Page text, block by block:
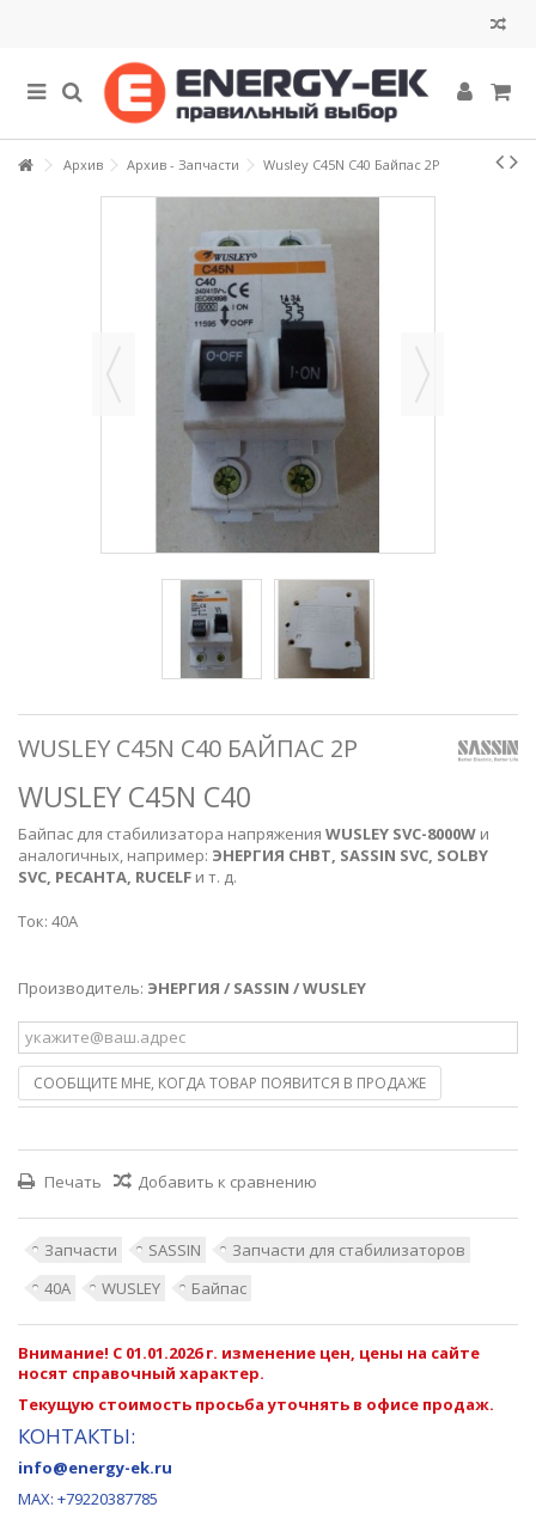
Архив Архив - Запчасти Wusley C45N C40 Байпас 2P
WUSLEY C45N C40 БАЙПАС 2P
WUSLEY C45N C40
Байпас для стабилизатора напряжения WUSLEY SVC-8000W и
аналогичных, например: ЭНЕРГИЯ СНВТ, SASSIN SVC, SOLBY
SVC, РЕСАНТА, RUCELF и т. д.
Ток: 40А
Производитель: ЭНЕРГИЯ / SASSIN / WUSLEY
СООБЩИТЕ МНЕ, КОГДА ТОВАР ПОЯВИТСЯ В ПРОДАЖЕ
Печать Добавить к сравнению
Запчасти SASSIN
Запчасти для стабилизаторов
40А
WUSLEY Байпас
Внимание! С 01.01.2026 г. изменение цен, цены на сайте
носят справочный характер.
Текущую стоимость просьба уточнять в офисе продаж.
КОНТАКТЫ:
info@energy-ek.ru
MAX: +79220387785